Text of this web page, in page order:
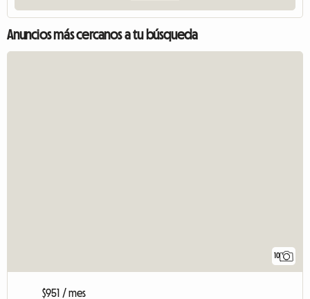
Anuncios más cercanos a tu búsqueda
10
$951 / mes